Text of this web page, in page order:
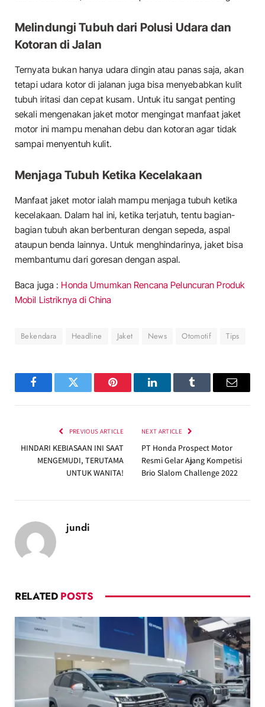
Melindungi Tubuh dari Polusi Udara dan
Kotoran di Jalan
Ternyata bukan hanya udara dingin atau panas saja, akan
tetapi udara kotor di jalanan juga bisa menyebabkan kulit
tubuh iritasi dan cepat kusam. Untuk itu sangat penting
sekali mengenakan jaket motor mengingat manfaat jaket
motor ini mampu menahan debu dan kotoran agar tidak
sampai menyentuh kulit.
Menjaga Tubuh Ketika Kecelakaan
Manfaat jaket motor ialah mampu menjaga tubuh ketika
kecelakaan. Dalam hal ini, ketika terjatuh, tentu bagian-
bagian tubuh akan berbenturan dengan sepeda, aspal
ataupun benda lainnya. Untuk menghindarinya, jaket bisa
membantumu dari goresan dengan aspal.
Baca juga : Honda Umumkan Rencana Peluncuran Produk
Mobil Listriknya di China
Bekendara Headline Jaket News Otomotif Tips
FacebookTwitter Pinterest LinkedInTumblr Email
PREVIOUS ARTICLE
HINDARI KEBIASAAN INI SAAT
MENGEMUDI, TERUTAMA
UNTUK WANITA!
NEXT ARTICLE
PT Honda Prospect Motor
Resmi Gelar Ajang Kompetisi
Brio Slalom Challenge 2022
jundi
RELATED POSTS